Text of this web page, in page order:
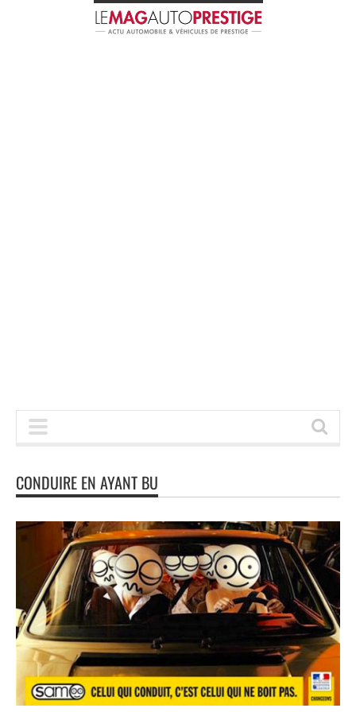
CONDUIRE EN AYANT BU